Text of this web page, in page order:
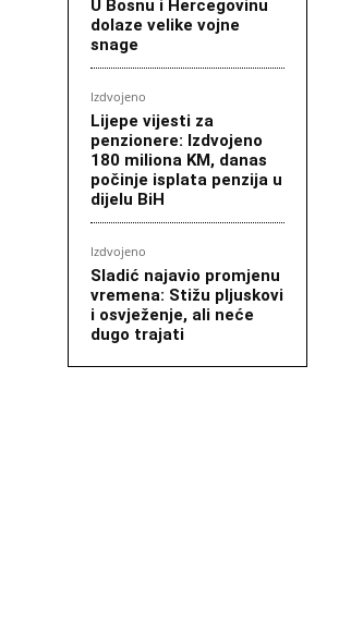
U Bosnu i Hercegovinu
dolaze velike vojne
snage
Izdvojeno
Lijepe vijesti za
penzionere: Izdvojeno
180 miliona KM, danas
počinje isplata penzija u
dijelu BiH
Izdvojeno
Sladić najavio promjenu
vremena: Stižu pljuskovi
i osvježenje, ali neće
dugo trajati